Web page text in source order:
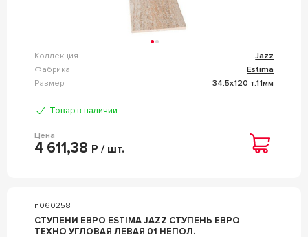
Коллекция
Jazz
Фабрика
Estima
Размер
34.5x120 т.11мм
Товар в наличии
Цена
4 611,38 Р / шт.
n060258
СТУПЕНИ ЕВРО ESTIMA JAZZ СТУПЕНЬ ЕВРО
ТЕХНО УГЛОВАЯ ЛЕВАЯ 01 НЕПОЛ.